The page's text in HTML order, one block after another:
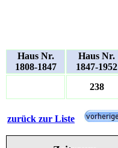
Haus Nr.
1808-1847
Haus Nr.
1847-1952
238
zurück zur Liste